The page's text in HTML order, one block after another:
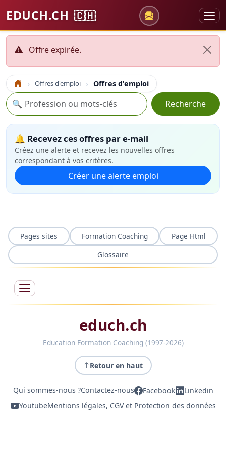
EDUCH.CH 🇨🇭
Offre expirée.
Accueil Offres d'emploi Offres d'emploi
Recherche
🔍 Recherche
🔔 Recevez ces offres par e-mail
Créez une alerte et recevez les nouvelles offres
correspondant à vos critères.
Créer une alerte emploi
Pages sites Formation Coaching
Page Html
Glossaire
educh.ch
Education Formation Coaching (1997-2026)
Retour en haut
Qui sommes-nous ?Contactez-nous Facebook
Linkedin
YoutubeMentions légales, CGV et Protection des données